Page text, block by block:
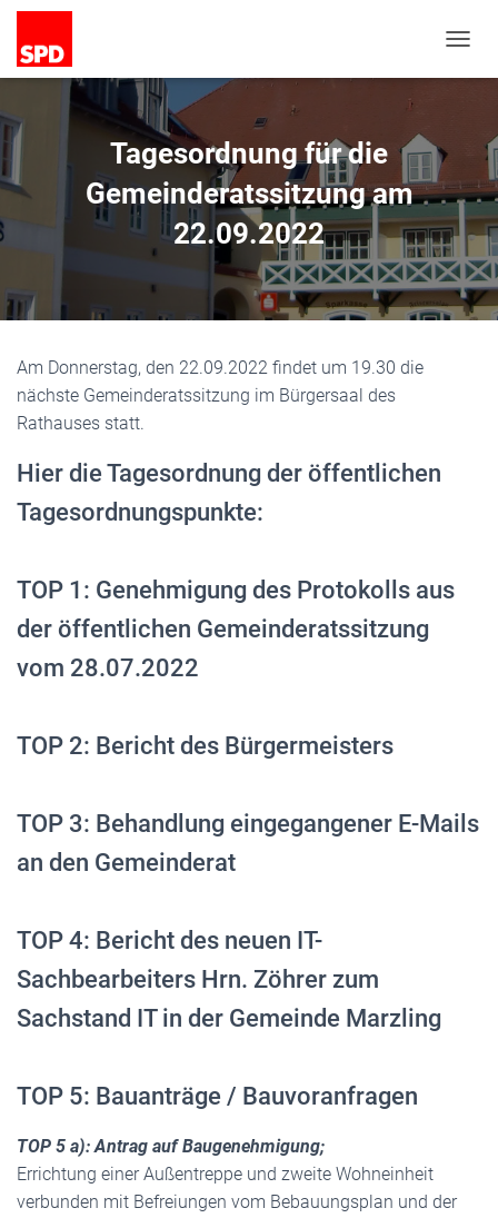
A
T
I
U
M
S
Tagesordnung für die
Gemeinderatssitzung am
22.09.2022
Am Donnerstag, den 22.09.2022 findet um 19.30 die
nächste Gemeinderatssitzung im Bürgersaal des
Rathauses statt.
Hier die Tagesordnung der öffentlichen
Tagesordnungspunkte:
TOP 1: Genehmigung des Protokolls aus
der öffentlichen Gemeinderatssitzung
vom 28.07.2022
TOP 2: Bericht des Bürgermeisters
TOP 3: Behandlung eingegangener E-Mails
an den Gemeinderat
TOP 4: Bericht des neuen IT-
Sachbearbeiters Hrn. Zöhrer zum
Sachstand IT in der Gemeinde Marzling
TOP 5: Bauanträge / Bauvoranfragen
TOP 5 a): Antrag auf Baugenehmigung;
Errichtung einer Außentreppe und zweite Wohneinheit
verbunden mit Befreiungen vom Bebauungsplan und der